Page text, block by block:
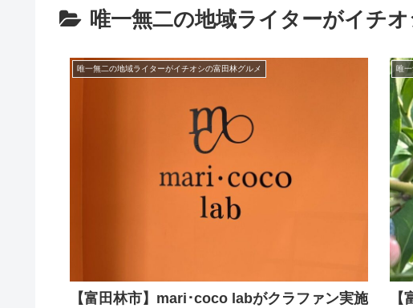
唯一無二の地域ライターがイチ
唯一無二の地域ライターがイチオシの富田林グルメ
【富田林市】mari･coco labがクラファン実施
唯